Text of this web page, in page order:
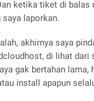
ketika tiket di
laporkan.
akhirnya saya
di lihat
gak bertahan lama,
install apapun